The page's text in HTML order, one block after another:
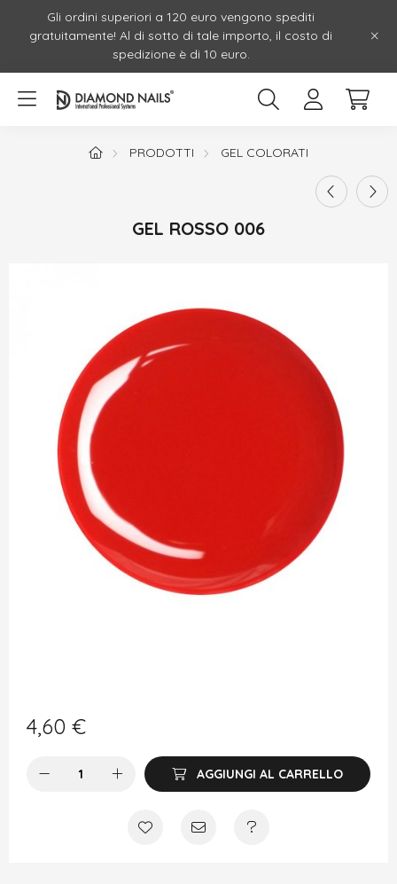
Gli ordini superiori a 120 euro vengono spediti
gratuitamente! Al di sotto di tale importo, il costo di
spedizione è di 10 euro.
PRODOTTI GEL COLORATI
GEL ROSSO 006
4,60 €
AGGIUNGI AL CARRELLO